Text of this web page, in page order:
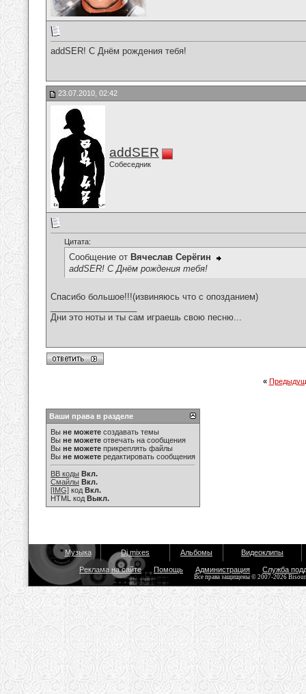
addSER! С Днём рождения тебя!
23.07.2010, 02:42
addSER
Собеседник
Цитата:
Сообщение от Вячеслав Серёгин
addSER! С Днём рождения тебя!
Спасибо большое!!!(извиняюсь что с опозданием)
Дни это ноты и ты сам играешь свою песню...
«
Ваши права в разделе
Вы не можете создавать темы
Вы не можете отвечать на сообщения
Вы не можете прикреплять файлы
Вы не можете редактировать сообщения
BB коды Вкл.
Смайлы Вкл.
[IMG] код Вкл.
HTML код Выкл.
Музыка Dj mixes Альбомы Видеоклипы
Реклама на сайте Помощь Администрация Служба
Все права защищены © 2007-2026